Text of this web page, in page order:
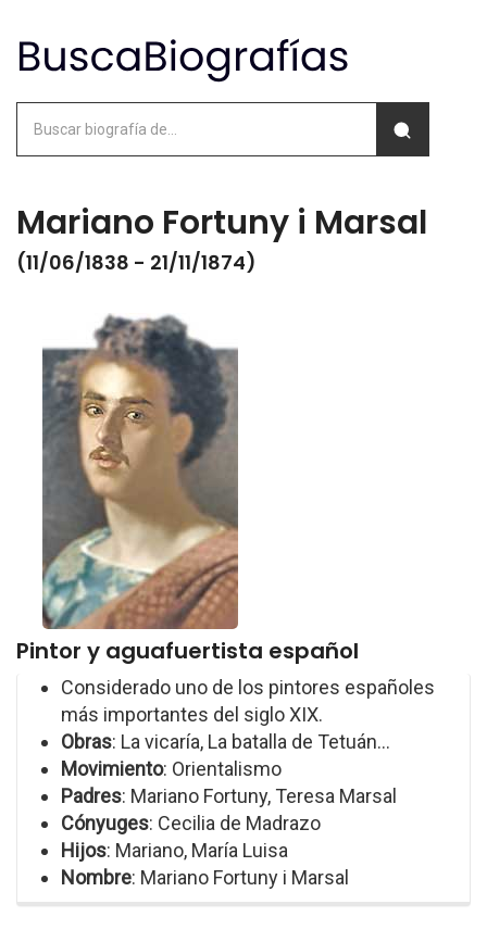
Mariano Fortuny i Marsal
(11/06/1838 - 21/11/1874)
Pintor y aguafuertista español
Considerado uno de los pintores españoles
más importantes del siglo XIX.
Obras: La vicaría, La batalla de Tetuán...
Movimiento: Orientalismo
Padres: Mariano Fortuny, Teresa Marsal
Cónyuges: Cecilia de Madrazo
Hijos: Mariano, María Luisa
Nombre: Mariano Fortuny i Marsal